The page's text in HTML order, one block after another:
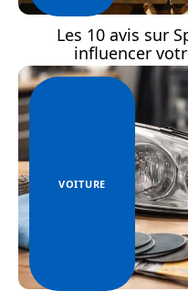
Les 10 avis sur
influencer
VOITURE